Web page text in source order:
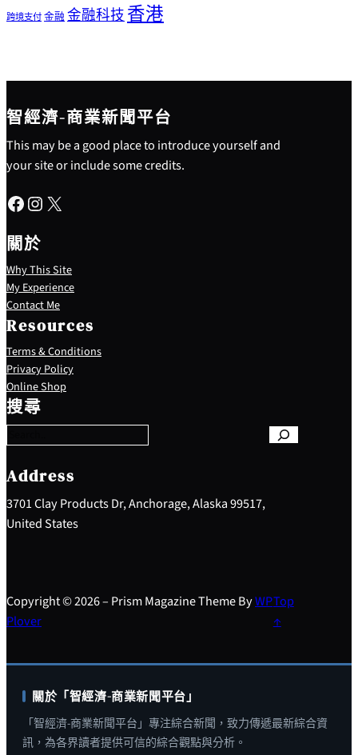
跨境支付金融 金融科技香港
智經濟-商業新聞平台
This may be a good place to introduce yourself and
your site or include some credits.
Facebook Instagram X
關於
Why This Site
My Experience
Contact Me
Resources
Terms & Conditions
Privacy Policy
Online Shop
搜尋
S
e
a
c
h
Address
3701 Clay Products Dr, Anchorage, Alaska 99517,
United States
Copyright © 2026 – Prism Magazine Theme ByWP
Plover
Top
↑
關於「智經濟-商業新聞平台」
「智經濟-商業新聞平台」專注綜合新聞，致力傳遞最新綜合資
訊，為各界讀者提供可信的綜合觀點與分析。